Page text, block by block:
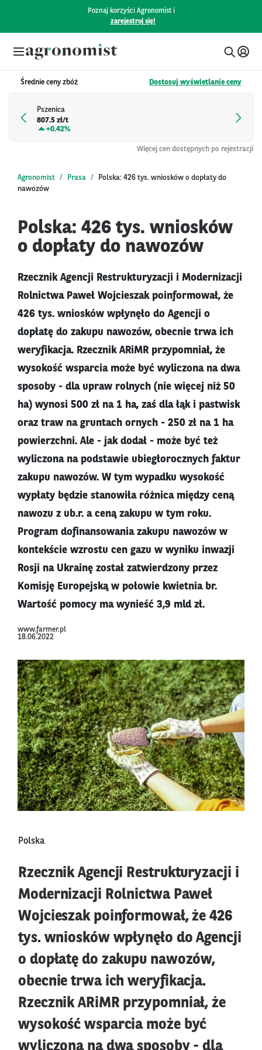
Poznaj korzyści Agronomist i
zarejestruj się!
Średnie ceny zbóż Dostosuj wyświetlanie ceny
Pszenica
807.5 zł/t
+0.42%
Więcej cen dostępnych po rejestracji
Agronomist Prasa
Polska: 426 tys. wniosków o dopłaty do
nawozów
Polska: 426 tys. wniosków
o dopłaty do nawozów
Rzecznik Agencji Restrukturyzacji i Modernizacji
Rolnictwa Paweł Wojcieszak poinformował, że
426 tys. wniosków wpłynęło do Agencji o
dopłatę do zakupu nawozów, obecnie trwa ich
weryfikacja. Rzecznik ARiMR przypomniał, że
wysokość wsparcia może być wyliczona na dwa
sposoby - dla upraw rolnych (nie więcej niż 50
ha) wynosi 500 zł na 1 ha, zaś dla łąk i pastwisk
oraz traw na gruntach ornych - 250 zł na 1 ha
powierzchni. Ale - jak dodał - może być też
wyliczona na podstawie ubiegłorocznych faktur
zakupu nawozów. W tym wypadku wysokość
wypłaty będzie stanowiła różnica między ceną
nawozu z ub.r. a ceną zakupu w tym roku.
Program dofinansowania zakupu nawozów w
kontekście wzrostu cen gazu w wyniku inwazji
Rosji na Ukrainę został zatwierdzony przez
Komisję Europejską w połowie kwietnia br.
Wartość pomocy ma wynieść 3,9 mld zł.
www.farmer.pl
18.06.2022
Polska
Rzecznik Agencji Restrukturyzacji i
Modernizacji Rolnictwa Paweł
Wojcieszak poinformował, że 426
tys. wniosków wpłynęło do Agencji
o dopłatę do zakupu nawozów,
obecnie trwa ich weryfikacja.
Rzecznik ARiMR przypomniał, że
wysokość wsparcia może być
wyliczona na dwa sposoby - dla